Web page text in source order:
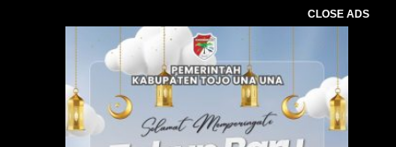
CLOSE ADS